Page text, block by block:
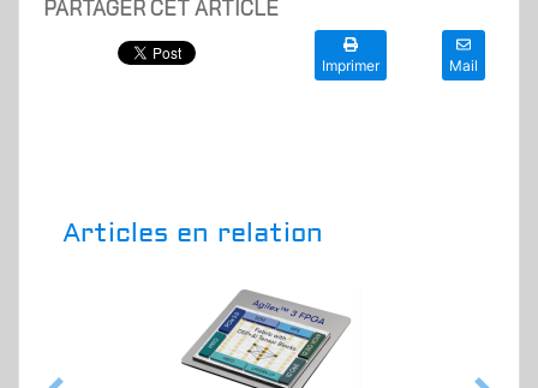
PARTAGER CET ARTICLE
Imprimer Mail
Articles en relation